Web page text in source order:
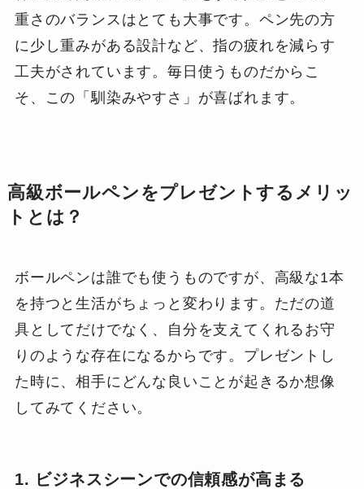
重さのバランスはとても大事です。ペン先の方
に少し重みがある設計など、指の疲れを減らす
工夫がされています。毎日使うものだからこ
そ、この「馴染みやすさ」が喜ばれます。
高級ボールペンをプレゼントするメリッ
トとは？
ボールペンは誰でも使うものですが、高級な1本
を持つと生活がちょっと変わります。ただの道
具としてだけでなく、自分を支えてくれるお守
りのような存在になるからです。プレゼントし
た時に、相手にどんな良いことが起きるか想像
してみてください。
1. ビジネスシーンでの信頼感が高まる